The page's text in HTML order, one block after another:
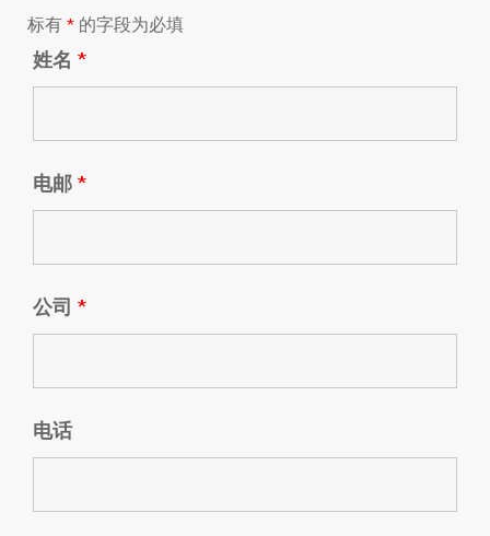
标有 * 的字段为必填
姓名 *
电邮 *
公司 *
电话